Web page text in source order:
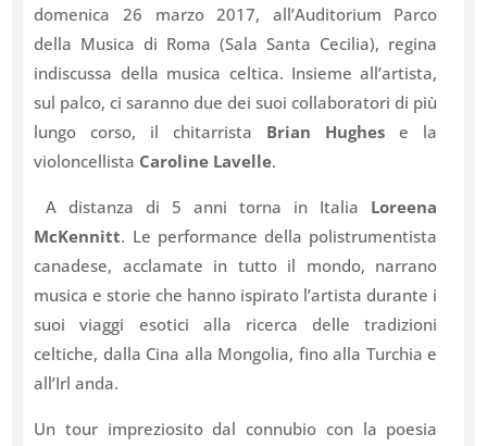
domenica 26 marzo 2017, all’Auditorium Parco
della Musica di Roma (Sala Santa Cecilia), regina
indiscussa della musica celtica. Insieme all’artista,
sul palco, ci saranno due dei suoi collaboratori di più
lungo corso, il chitarrista Brian Hughese la
violoncellista Caroline Lavelle.
A distanza di 5 anni torna in Italia Loreena
McKennitt. Le performance della polistrumentista
canadese, acclamate in tutto il mondo, narrano
musica e storie che hanno ispirato l’artista durante i
suoi viaggi esotici alla ricerca delle tradizioni
celtiche, dalla Cina alla Mongolia, fino alla Turchia e
all’Irl anda.
Un tour impreziosito dal connubio con la poesia